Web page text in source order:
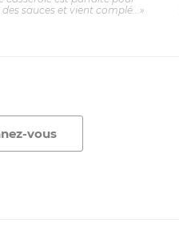
sauces et vient complé...»